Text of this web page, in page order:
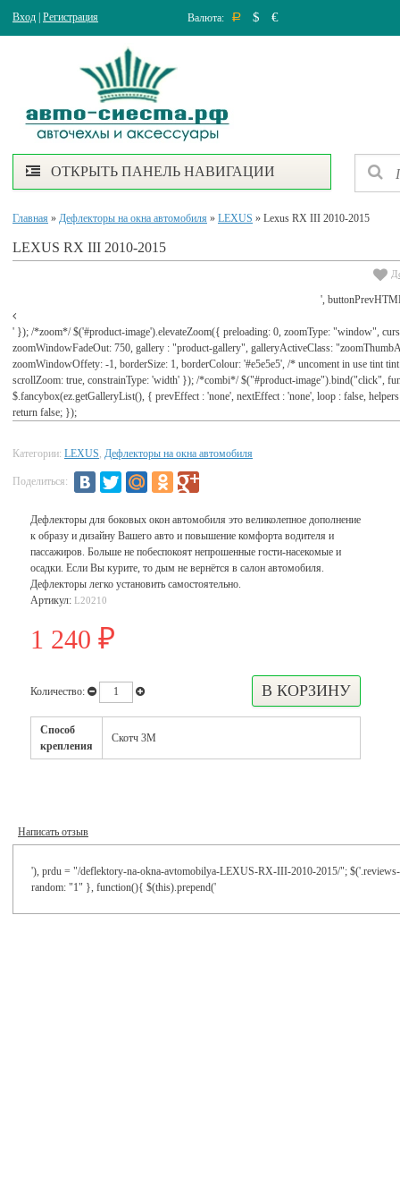
Вход Регистрация Валюта: Р $ €
ОТКРЫТЬ ПАНЕЛЬ НАВИГАЦИИ
Главная » Дефлекторы на окна автомобиля » LEXUS » Lexus RХ III 2010-2015
LEXUS RХ III 2010-2015
',
' }); /*zoom*/ $('#product-image').elevateZoom({ preloading: 0, zoomType: "window",
zoomWindowFadeOut: 750, gallery : "product-gallery", galleryActiveClass:
zoomWindowOffety: -1, borderSize: 1, borderColour: '#e5e5e5', /* uncoment in use tint
scrollZoom: true, constrainType: 'width' }); /*combi*/ $("#product-image").bind("click",
$.fancybox(ez.getGalleryList(), { prevEffect : 'none', nextEffect : 'none', loop : false,
return false; });
Категории: LEXUS, Дефлекторы на окна автомобиля
Поделиться:
Дефлекторы для боковых окон автомобиля это великолепное дополнение
к образу и дизайну Вашего авто и повышение комфорта водителя и
пассажиров. Больше не побеспокоят непрошенные гости-насекомые и
осадки. Если Вы курите, то дым не вернётся в салон автомобиля.
Дефлекторы легко установить самостоятельно.
Артикул: L20210
1 240 ₽
Количество:
Способ
крепления
Скотч 3М
Написать отзыв
'), prdu = "/deflektory-na-okna-avtomobilya-LEXUS-RХ-III-2010-2015/";
random: "1" }, function(){ $(this).prepend('